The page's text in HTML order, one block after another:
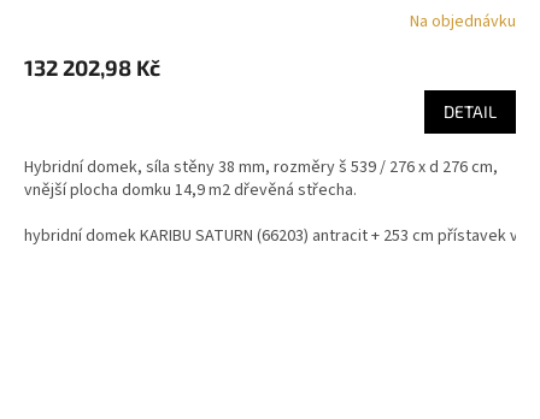
Na objednávku
132 202,98 Kč
DETAIL
Hybridní domek, síla stěny 38 mm, rozměry š 539 / 276 x d 276 cm,
vnější plocha domku 14,9 m2 dřevěná střecha.
hybridní domek KARIBU SATURN (66203) antracit + 253 cm přístavek